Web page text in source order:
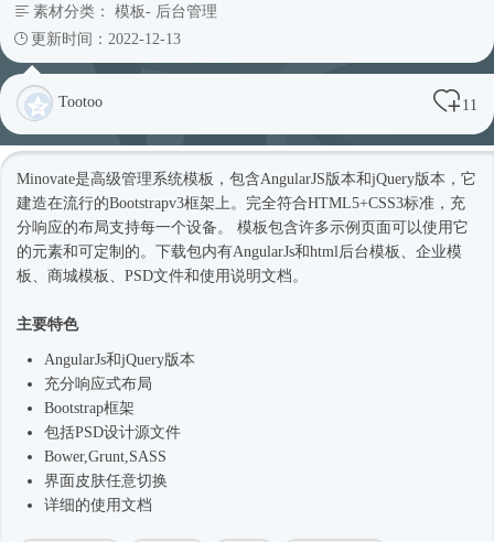
素材分类： 模板- 后台管理
更新时间：2022-12-13
Tootoo 11
Minovate是高级管理系统模板，包含AngularJS版本和jQuery版本，它
建造在流行的Bootstrapv3框架上。完全符合HTML5+CSS3标准，充
分响应的布局支持每一个设备。 模板包含许多示例页面可以使用它
的元素和可定制的。下载包内有AngularJs和html 后台模板 、企业模
板
、商城模板、PSD文件和使用说明文档。
主要特色
AngularJs和jQuery版本
充分响应式布局
Bootstrap框架
包括PSD设计源文件
Bower,Grunt,SASS
界面皮肤任意切换
详细的使用文档